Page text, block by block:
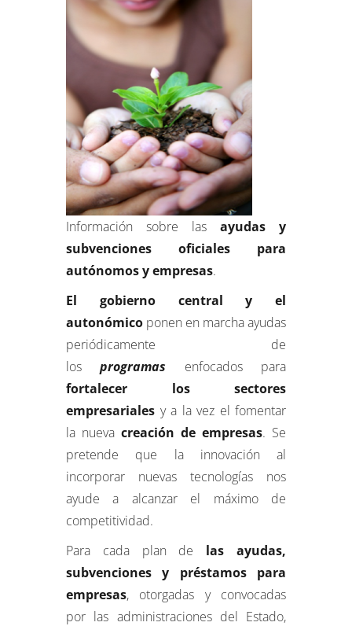
Información sobre las ayudas y
subvenciones oficiales para
autónomos y empresas.
El gobierno central y el
autonómico ponen en marcha ayudas
periódicamente de
losprogramas enfocados para
fortalecer los sectores
empresariales y a la vez el fomentar
la nueva creación de empresas. Se
pretende que la innovación al
incorporar nuevas tecnologías nos
ayude a alcanzar el máximo de
competitividad.
Para cada plan de las ayudas,
subvenciones y préstamos para
empresas, otorgadas y convocadas
por las administraciones del Estado,